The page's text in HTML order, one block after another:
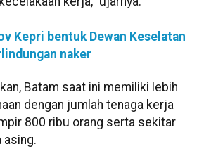
Kepri bentuk Dewan Keselatan
naker
Batam saat ini memiliki lebih
dengan jumlah tenaga kerja
800 ribu orang serta sekitar
asing.